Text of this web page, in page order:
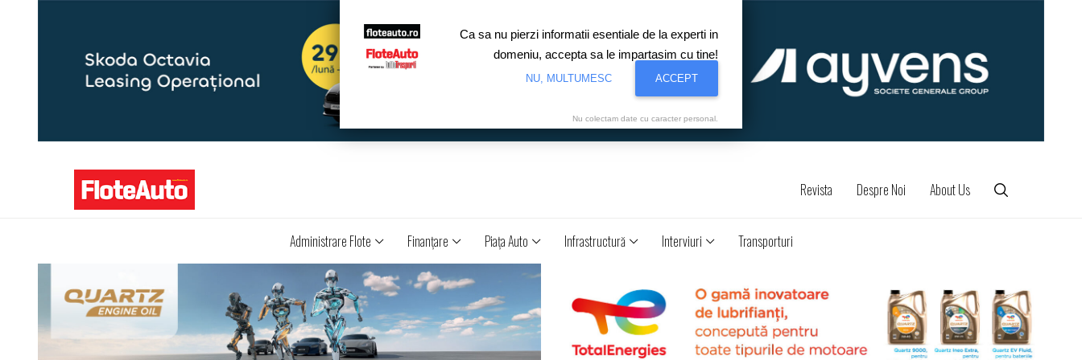
Revista Despre Noi About Us
Administrare Flote Finanţare Piaţa Auto Infrastructură Interviuri Transporturi
Ca sa nu pierzi informatii esentiale de la experti in
domeniu, accepta sa le impartasim cu tine!
NU, MULTUMESC ACCEPT
Nu colectam date cu caracter personal.